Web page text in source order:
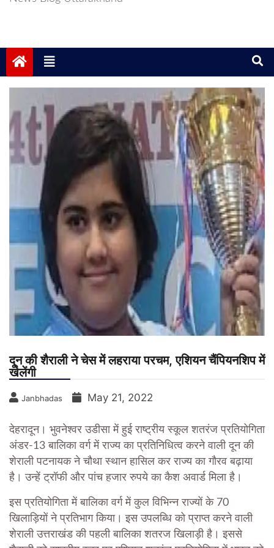
दून की शैराली ने चेस में लहराया परचम, एशियन चैंपियनशिप में
खेलेंगी
Janbhadas May 21, 2022
देहरादून। भुवनेश्वर उडीसा में हुई राष्ट्रीय स्कूल शतरंज प्रतियोगिता
अंडर-13 बालिका वर्ग में राज्य का प्रतिनिधित्व करने वाली दून की
शेराली पटनायक ने चौथा स्थान हासिल कर राज्य का गौरव बढ़ाया
है। उन्हें ट्रॉफी और पांच हजार रुपये का कैश अवार्ड मिला है।
इस प्रतियोगिता में बालिका वर्ग में कुल विभिन्न राज्यों के 70
खिलाड़ियों ने प्रतिभाग किया। इस उपलब्धि को प्राप्त करने वाली
शेराली उत्तराखंड की पहली बालिका शतरज खिलाड़ी है। इससे